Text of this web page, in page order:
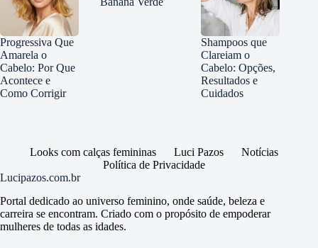
Progressiva Que
Amarela o
Cabelo: Por Que
Acontece e
Como Corrigir
Shampoos que
Clareiam o
Cabelo: Opções,
Resultados e
Cuidados
Looks com calças femininas Luci Pazos
Notícias
Política de Privacidade
Lucipazos.com.br
Portal dedicado ao universo feminino, onde saúde, beleza e
carreira se encontram. Criado com o propósito de empoderar
mulheres de todas as idades.